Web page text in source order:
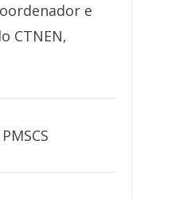
e
CTNEN,
PMSCS